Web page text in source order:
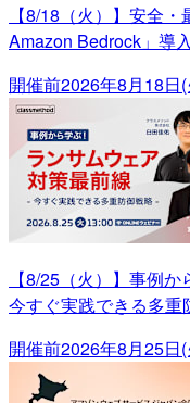
【8/18（火）】安全
Amazon Bedrock」導
開催前2026年8月18日
【8/25（火）】事例
今すぐ実践できる多重
開催前2026年8月25日